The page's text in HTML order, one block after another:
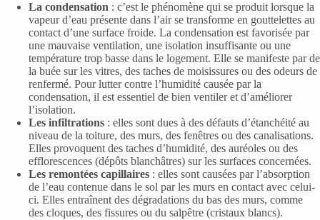
La condensation : c’est le phénomène qui se produit lorsque la
vapeur d’eau présente dans l’air se transforme en gouttelettes au
contact d’une surface froide. La condensation est favorisée par
une mauvaise ventilation, une isolation insuffisante ou une
température trop basse dans le logement. Elle se manifeste par de
la buée sur les vitres, des taches de moisissures ou des odeurs de
renfermé. Pour lutter contre l’humidité causée par la
condensation, il est essentiel de bien ventiler et d’améliorer
l’isolation.
Les infiltrations : elles sont dues à des défauts d’étanchéité au
niveau de la toiture, des murs, des fenêtres ou des canalisations.
Elles provoquent des taches d’humidité, des auréoles ou des
efflorescences (dépôts blanchâtres) sur les surfaces concernées.
Les remontées capillaires : elles sont causées par l’absorption
de l’eau contenue dans le sol par les murs en contact avec celui-
ci. Elles entraînent des dégradations du bas des murs, comme
des cloques, des fissures ou du salpêtre (cristaux blancs).